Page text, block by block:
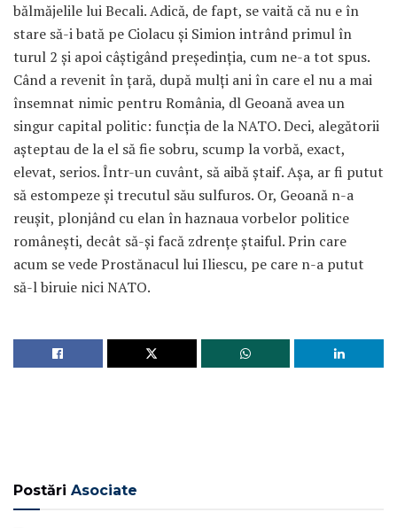
bălmăjelile lui Becali. Adică, de fapt, se vaită că nu e în
stare să-i bată pe Ciolacu și Simion intrând primul în
turul 2 și apoi câștigând președinția, cum ne-a tot spus.
Când a revenit în țară, după mulți ani în care el nu a mai
însemnat nimic pentru România, dl Geoană avea un
singur capital politic: funcția de la NATO. Deci, alegătorii
așteptau de la el să fie sobru, scump la vorbă, exact,
elevat, serios. Într-un cuvânt, să aibă ștaif. Așa, ar fi putut
să estompeze și trecutul său sulfuros. Or, Geoană n-a
reușit, plonjând cu elan în haznaua vorbelor politice
românești, decât să-și facă zdrențe ștaiful. Prin care
acum se vede Prostănacul lui Iliescu, pe care n-a putut
să-l biruie nici NATO.
Postări Asociate